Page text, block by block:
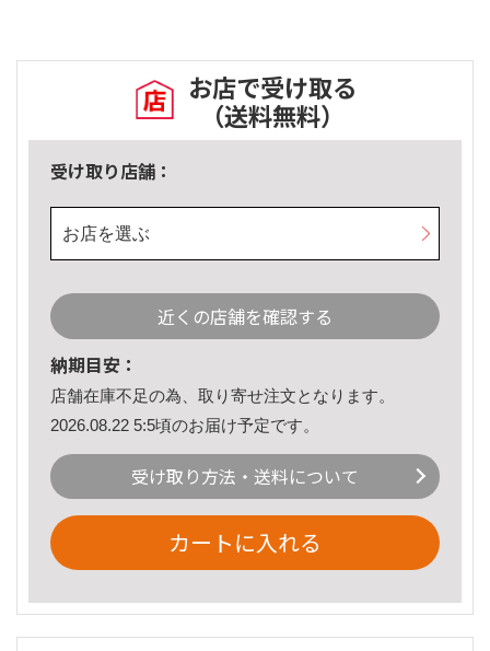
お店で受け取る
（送料無料）
受け取り店舗：
お店を選ぶ
近くの店舗を確認する
納期目安：
店舗在庫不足の為、取り寄せ注文となります。
2026.08.22 5:5頃のお届け予定です。
受け取り方法・送料について
カートに入れる